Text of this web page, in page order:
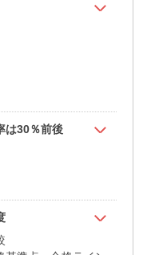
は30％前後